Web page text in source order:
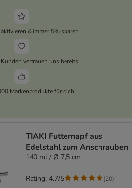
& immer 5% sparen
vertrauen uns bereits
Markenprodukte für dich
TIAKI Futternapf aus
Edelstahl zum Anschrauben
140 ml / Ø 7,5 cm
Rating: 4.7/5 (20)